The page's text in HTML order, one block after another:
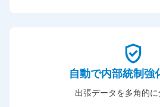
自動で内部統制強
出張データを多角的